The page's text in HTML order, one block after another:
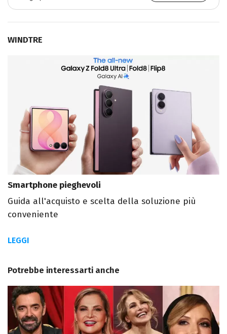
WINDTRE
Smartphone pieghevoli
Guida all'acquisto e scelta della soluzione più
conveniente
LEGGI
Potrebbe interessarti anche